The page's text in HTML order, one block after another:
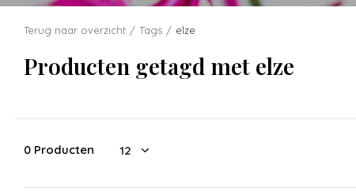
Terug naar overzicht Tags elze
Producten getagd met elze
0 Producten